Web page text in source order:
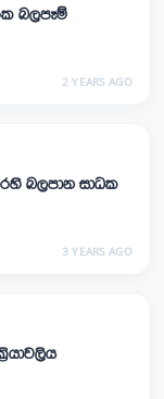
බලපෑම්
2 YEARS AGO
බලපාන සාධක
3 YEARS AGO